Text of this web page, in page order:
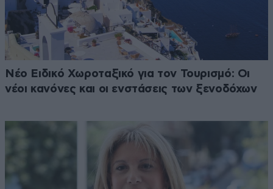
Νέο Ειδικό Χωροταξικό για τον Τουρισμό: Οι
νέοι κανόνες και οι ενστάσεις των ξενοδόχων